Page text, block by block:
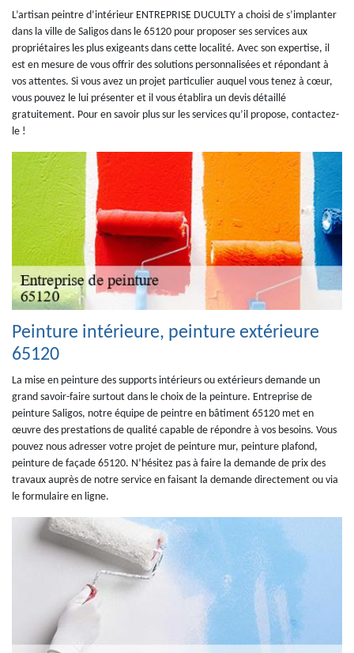
L’artisan peintre d’intérieur ENTREPRISE DUCULTY a choisi de s’implanter
dans la ville de Saligos dans le 65120 pour proposer ses services aux
propriétaires les plus exigeants dans cette localité. Avec son expertise, il
est en mesure de vous offrir des solutions personnalisées et répondant à
vos attentes. Si vous avez un projet particulier auquel vous tenez à cœur,
vous pouvez le lui présenter et il vous établira un devis détaillé
gratuitement. Pour en savoir plus sur les services qu’il propose, contactez-
le !
Peinture intérieure, peinture extérieure
65120
La mise en peinture des supports intérieurs ou extérieurs demande un
grand savoir-faire surtout dans le choix de la peinture. Entreprise de
peinture Saligos, notre équipe de peintre en bâtiment 65120 met en
œuvre des prestations de qualité capable de répondre à vos besoins. Vous
pouvez nous adresser votre projet de peinture mur, peinture plafond,
peinture de façade 65120. N’hésitez pas à faire la demande de prix des
travaux auprès de notre service en faisant la demande directement ou via
le formulaire en ligne.